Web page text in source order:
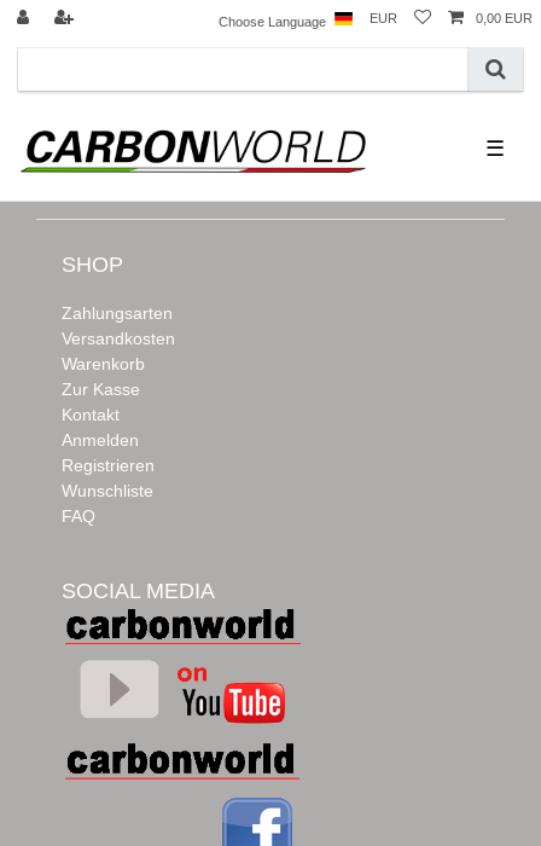
Choose Language EUR 0,00 EUR
☰
SHOP
Zahlungsarten
Versandkosten
Warenkorb
Zur Kasse
Kontakt
Anmelden
Registrieren
Wunschliste
FAQ
SOCIAL MEDIA